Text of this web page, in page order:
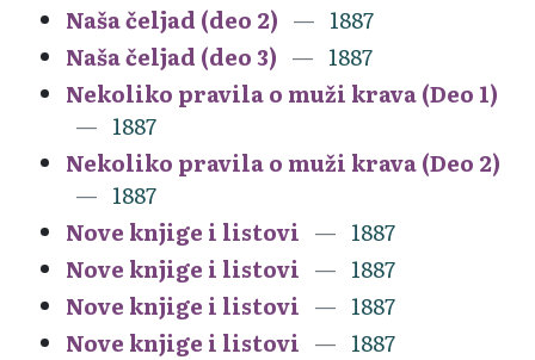
Naša čeljad (deo 2)
1887
Naša čeljad (deo 3)
1887
Nekoliko pravila o muži krava (Deo 1)
1887
Nekoliko pravila o muži krava (Deo 2)
1887
Nove knjige i listovi
1887
Nove knjige i listovi
1887
Nove knjige i listovi
1887
Nove knjige i listovi
1887